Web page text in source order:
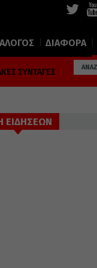
ΔΙΑΦΟΡΑ
ΣΥΝΤΑΓΕΣ
ΕΙΔΗΣΕΩΝ